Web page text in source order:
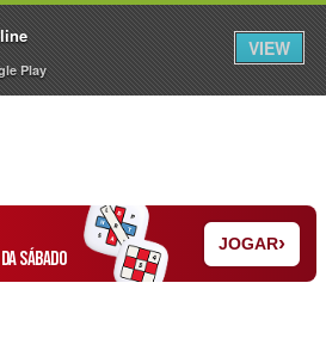
Assine Iniciar Sessão
SÁBADO
JOGAR›
Play
VIEW